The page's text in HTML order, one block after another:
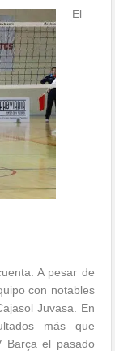
El
A pesar de
con notables
Juvasa. En
más que
Barça el pasado